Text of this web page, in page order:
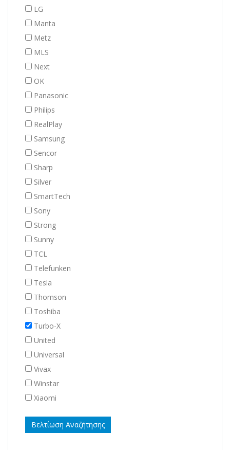
LG
Manta
Metz
MLS
Next
OK
Panasonic
Philips
RealPlay
Samsung
Sencor
Sharp
Silver
SmartTech
Sony
Strong
Sunny
TCL
Telefunken
Tesla
Thomson
Toshiba
Turbo-X
United
Universal
Vivax
Winstar
Xiaomi
Βελτίωση Αναζήτησης